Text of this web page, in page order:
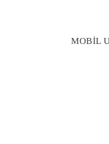
MOBİL